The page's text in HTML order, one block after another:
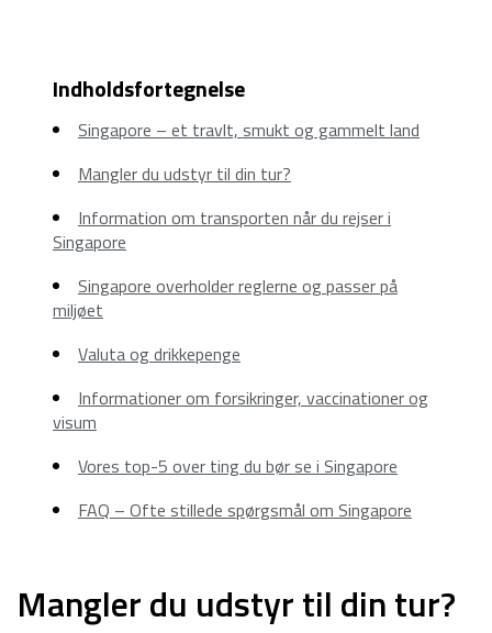
Indholdsfortegnelse
Singapore – et travlt, smukt og gammelt land
Mangler du udstyr til din tur?
Information om transporten når du rejser i
Singapore
Singapore overholder reglerne og passer på
miljøet
Valuta og drikkepenge
Informationer om forsikringer, vaccinationer og
visum
Vores top-5 over ting du bør se i Singapore
FAQ – Ofte stillede spørgsmål om Singapore
Mangler du udstyr til din tur?